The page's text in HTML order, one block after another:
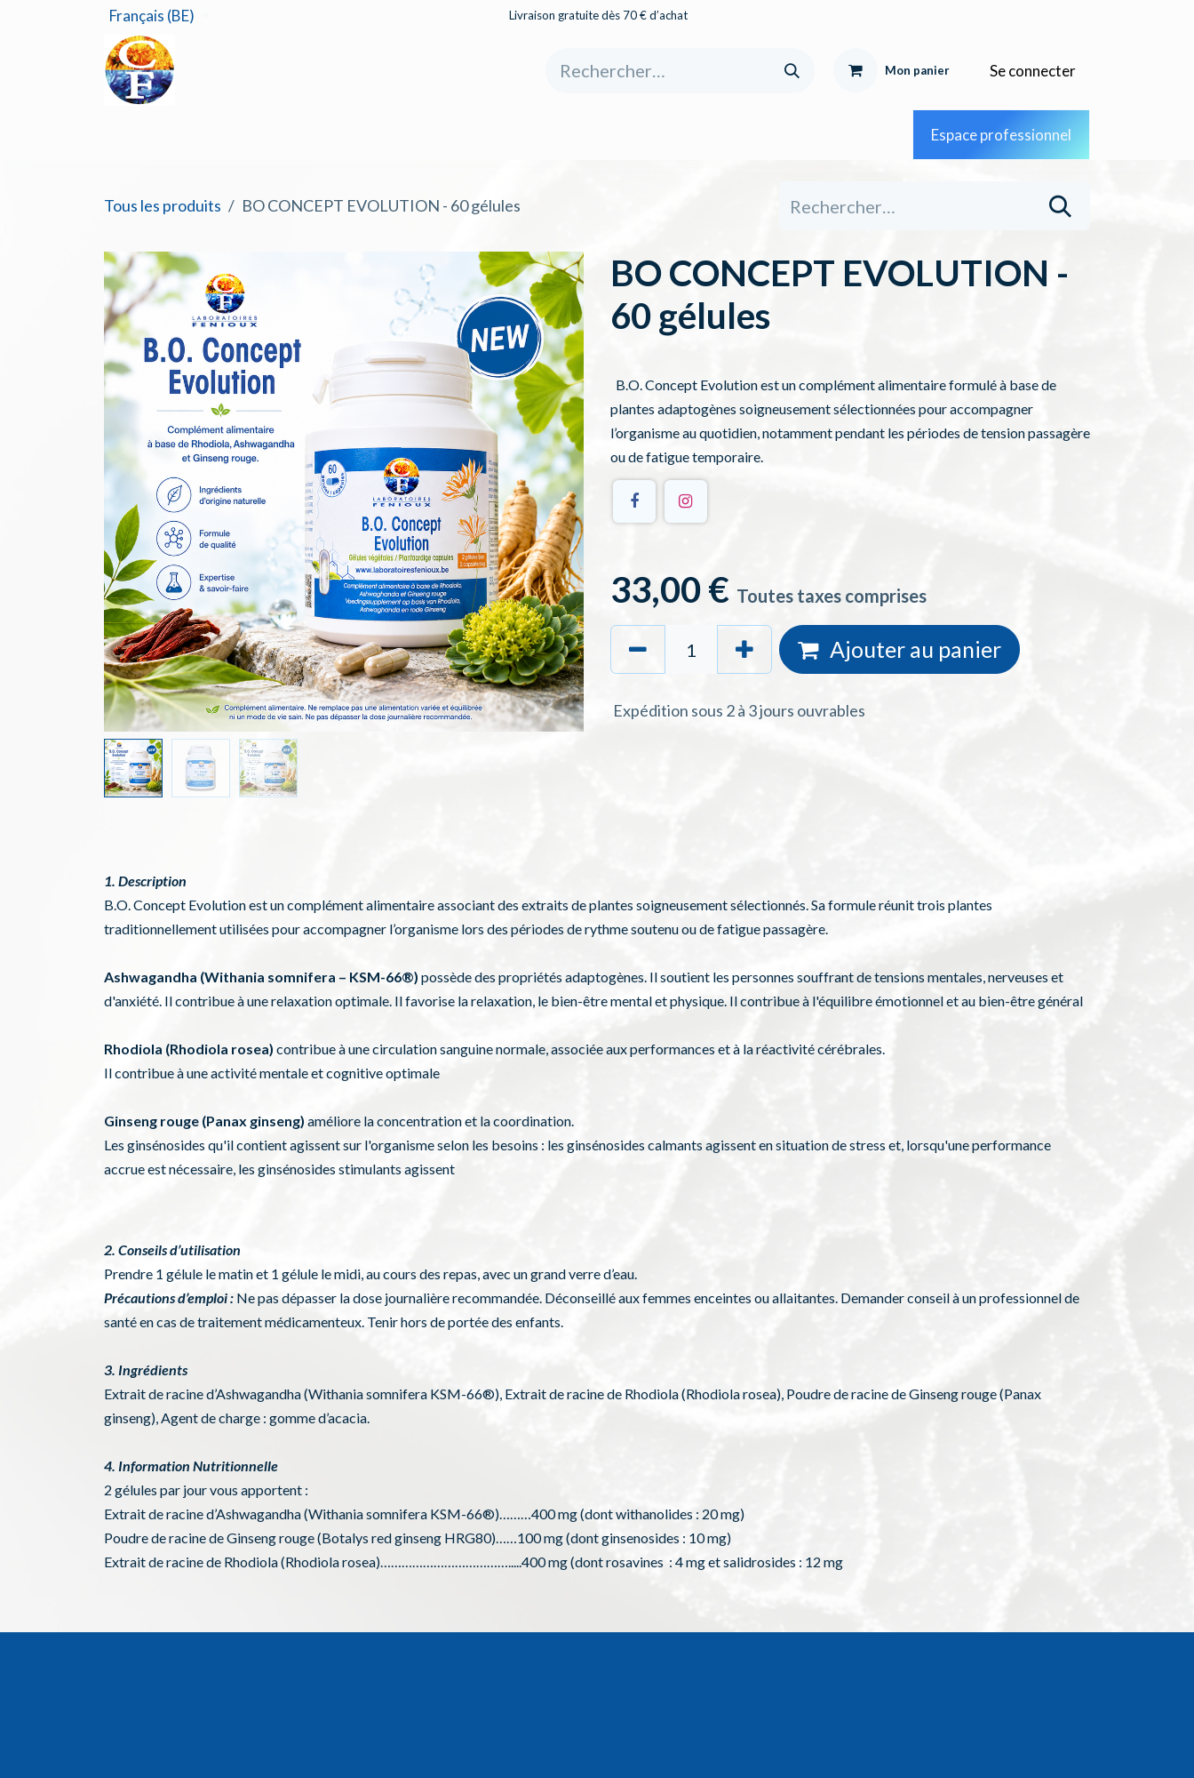
Se rendre au contenu
Français (BE) Livraison gratuite dès 70 € d’achat
Mon panier Se connecter
Espace professionnel
Tous les produits BO CONCEPT EVOLUTION - 60 gélules
BO CONCEPT EVOLUTION -
60 gélules
B.O. Concept Evolution est un complément alimentaire formulé à base de
plantes adaptogènes soigneusement sélectionnées pour accompagner
l’organisme au quotidien, notamment pendant les périodes de tension passagère
ou de fatigue temporaire.
33,00€ Toutes taxes comprises
Ajouter au panier
Expédition sous 2 à 3 jours ouvrables
1. Description
B.O. Concept Evolution est un complément alimentaire associant des extraits de plantes soigneusement sélectionnés. Sa formule réunit trois plantes
traditionnellement utilisées pour accompagner l’organisme lors des périodes de rythme soutenu ou de fatigue passagère.
Ashwagandha (Withania somnifera – KSM-66®) possède des propriétés adaptogènes. Il soutient les personnes souffrant de tensions mentales, nerveuses et
d'anxiété. Il contribue à une relaxation optimale. Il favorise la relaxation, le bien-être mental et physique. Il contribue à l'équilibre émotionnel et au bien-être général
Rhodiola (Rhodiola rosea) contribue à une circulation sanguine normale, associée aux performances et à la réactivité cérébrales.
Il contribue à une activité mentale et cognitive optimale
Ginseng rouge (Panax ginseng) améliore la concentration et la coordination.
Les ginsénosides qu'il contient agissent sur l'organisme selon les besoins : les ginsénosides calmants agissent en situation de stress et, lorsqu'une performance
accrue est nécessaire, les ginsénosides stimulants agissent
2. Conseils d’utilisation
Prendre 1 gélule le matin et 1 gélule le midi, au cours des repas, avec un grand verre d’eau.
Précautions d’emploi : Ne pas dépasser la dose journalière recommandée. Déconseillé aux femmes enceintes ou allaitantes. Demander conseil à un professionnel de
santé en cas de traitement médicamenteux. Tenir hors de portée des enfants.
3. Ingrédients
Extrait de racine d’Ashwagandha (Withania somnifera KSM-66®), Extrait de racine de Rhodiola (Rhodiola rosea), Poudre de racine de Ginseng rouge (Panax
ginseng), Agent de charge : gomme d’acacia.
4. Information Nutritionnelle
2 gélules par jour vous apportent :
Extrait de racine d’Ashwagandha (Withania somnifera KSM-66®)………400 mg (dont withanolides : 20 mg)
Poudre de racine de Ginseng rouge (Botalys red ginseng HRG80)……100 mg (dont ginsenosides : 10 mg)
Extrait de racine de Rhodiola (Rhodiola rosea)……………………………….....400 mg (dont rosavines : 4 mg et salidrosides : 12 mg